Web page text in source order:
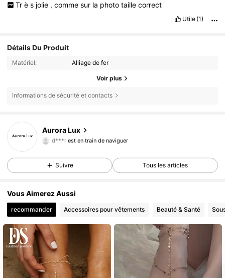
Tr è s jolie , comme sur la photo taille correct
Utile (1)
Détails Du Produit
Matériel: Alliage de fer
Voir plus
Informations de sécurité et contacts
Aurora Lux
d***rest en train de naviguer
4,86
11K Suiveurs
4,86 11K Suiveurs
4,86 11K Suiveurs
4,86 11K Suiveurs
4,86 11K Suiveurs
4,86 11K Suiveurs
4,86
4,86 11K Suiveurs
4,86 11K Suiveurs
Suivre Tous les articles
Vous Aimerez Aussi
recommander Accessoires pour vêtements Beauté & Santé